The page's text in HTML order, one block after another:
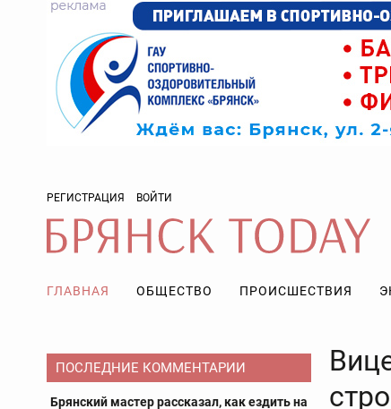
РЕГИСТРАЦИЯ ВОЙТИ
ГЛАВНАЯ ОБЩЕСТВО ПРОИСШЕСТВИЯ
ПОСЛЕДНИЕ КОММЕНТАРИИ
Брянский мастер рассказал, как ездить на